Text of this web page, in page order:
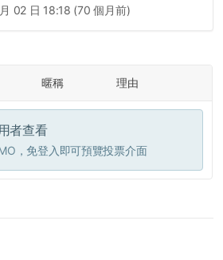
02 日 18:18 (70 個月前)
暱稱 理由
者查看
，免登入即可預覽投票介面